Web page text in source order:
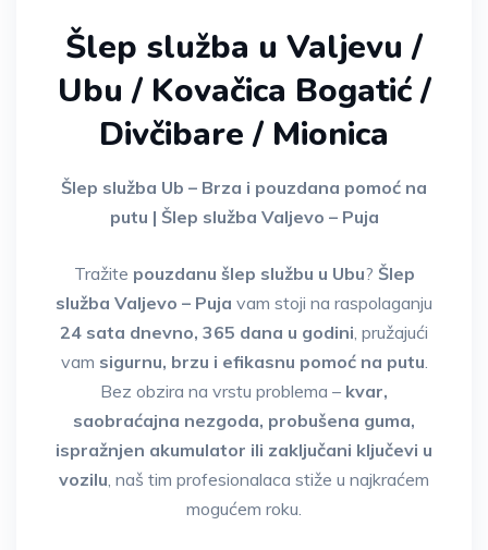
Šlep služba u Valjevu /
Ubu / Kovačica Bogatić /
Divčibare / Mionica
Šlep služba Ub – Brza i pouzdana pomoć na
putu | Šlep služba Valjevo – Puja
Tražite pouzdanu šlep službu u Ubu? Šlep
služba Valjevo – Puja vam stoji na raspolaganju
24 sata dnevno, 365 dana u godini, pružajući
vam sigurnu, brzu i efikasnu pomoć na putu.
Bez obzira na vrstu problema – kvar,
saobraćajna nezgoda, probušena guma,
ispražnjen akumulator ili zaključani ključevi u
vozilu, naš tim profesionalaca stiže u najkraćem
mogućem roku.